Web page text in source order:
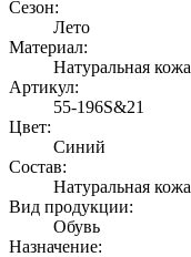
Сезон:
Лето
Материал:
Натуральная кожа
Артикул:
55-196S&21
Цвет:
Синий
Состав:
Натуральная кожа
Вид продукции:
Обувь
Назначение: